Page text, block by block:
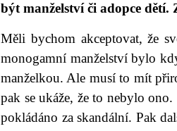
být manželství či adopce dětí.
Měli bychom akceptovat, že
monogamní manželství bylo
manželkou. Ale musí to mít
pak se ukáže, že to nebylo
pokládáno za skandální. Pak